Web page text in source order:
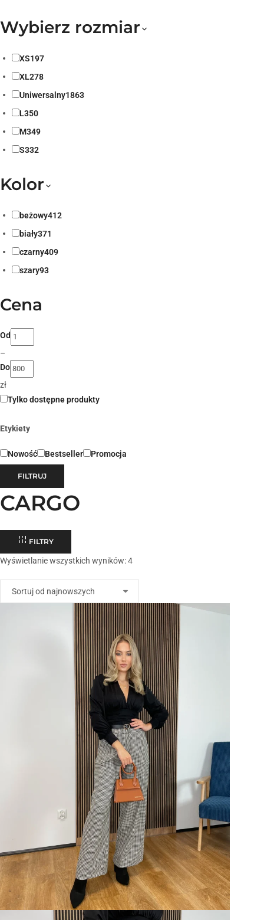
Wybierz rozmiar
XS197
XL278
Uniwersalny1863
L350
M349
S332
Kolor
beżowy412
biały371
czarny409
szary93
Cena
Od
–
Do
zł
Tylko dostępne produkty
Etykiety
Nowość Bestseller Promocja
FILTRUJ
CARGO
FILTRY
Wyświetlanie wszystkich wyników: 4